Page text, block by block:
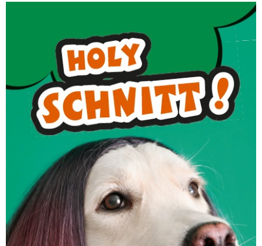
Friseur/Kosmetik
Du liebst den perfekten Auftritt und suchst
für jede Gelegenheit das passende Outfit?
Dann mach den Praxis-Check Friseur/Kosmetik
beim Bildungsträger!